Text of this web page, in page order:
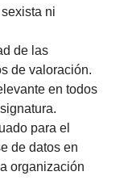
ni
de las
de valoración.
en todos
para el
de datos en
organización